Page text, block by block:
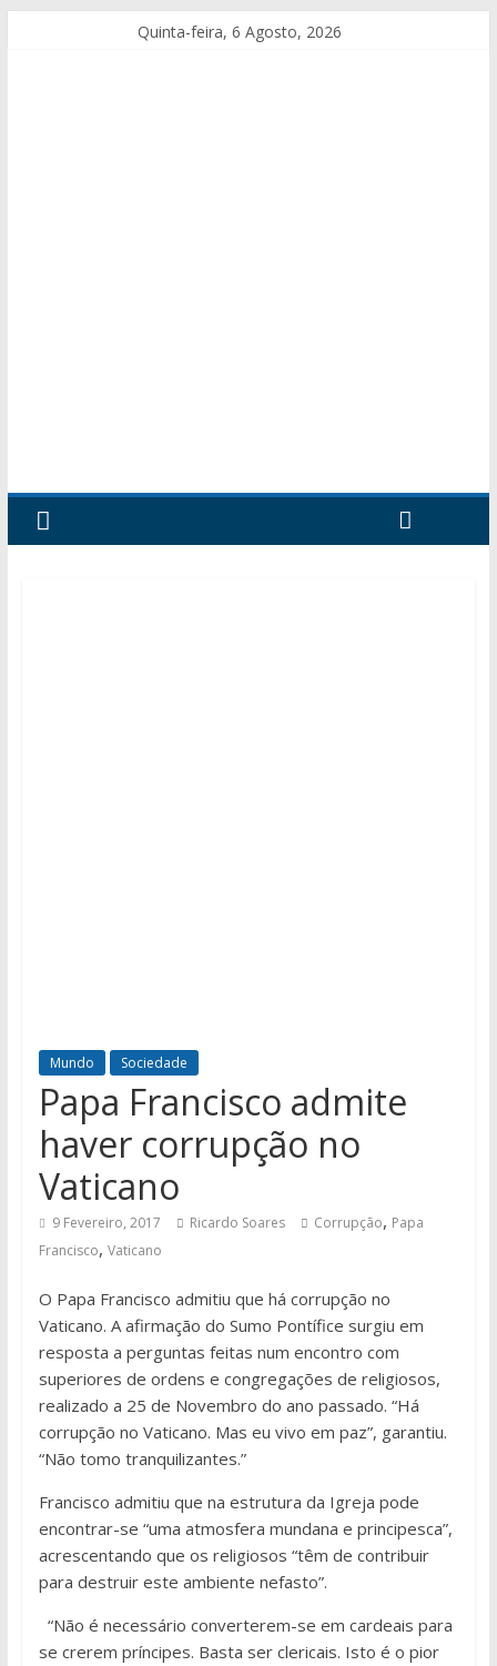
Quinta-feira, 6 Agosto, 2026
Mundo Sociedade
Papa Francisco admite
haver corrupção no
Vaticano
9 Fevereiro, 2017 Ricardo Soares Corrupção, Papa
Francisco, Vaticano
O Papa Francisco admitiu que há corrupção no
Vaticano. A afirmação do Sumo Pontífice surgiu em
resposta a perguntas feitas num encontro com
superiores de ordens e congregações de religiosos,
realizado a 25 de Novembro do ano passado. “Há
corrupção no Vaticano. Mas eu vivo em paz”, garantiu.
“Não tomo tranquilizantes.”
Francisco admitiu que na estrutura da Igreja pode
encontrar-se “uma atmosfera mundana e principesca”,
acrescentando que os religiosos “têm de contribuir
para destruir este ambiente nefasto”.
“Não é necessário converterem-se em cardeais para
se crerem príncipes. Basta ser clericais. Isto é o pior